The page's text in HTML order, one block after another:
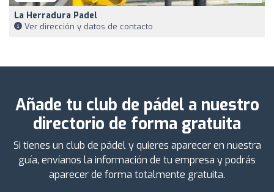
La Herradura Padel
Ver dirección y datos de contacto
Añade tu club de pádel a nuestro
directorio de forma gratuita
Si tienes un club de pádel y quieres aparecer en nuestra
guía, envíanos la información de tu empresa y podrás
aparecer de forma totalmente gratuita.